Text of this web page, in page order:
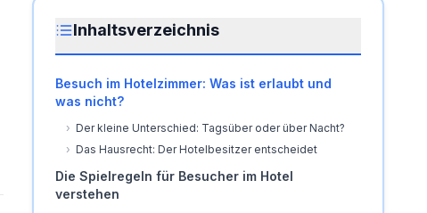
Inhaltsverzeichnis
Besuch im Hotelzimmer: Was ist erlaubt und
was nicht?
› Der kleine Unterschied: Tagsüber oder über Nacht?
› Das Hausrecht: Der Hotelbesitzer entscheidet
Die Spielregeln für Besucher im Hotel
verstehen